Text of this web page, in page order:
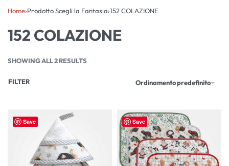
Home›Prodotto Scegli la Fantasia›152 COLAZIONE
152 COLAZIONE
SHOWING ALL 2 RESULTS
Ordinamento predefinito
FILTER
Save Save